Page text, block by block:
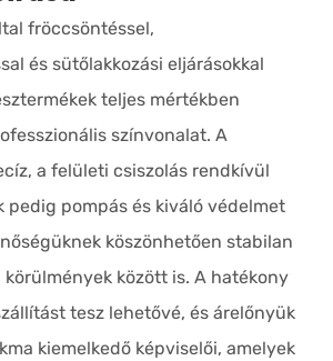
fröccsöntéssel,
és sütőlakkozási eljárásokkal
teljes mértékben
színvonalat. A
a felületi csiszolás rendkívül
pedig pompás és kiváló védelmet
köszönhetően stabilan
körülmények között is. A hatékony
tesz lehetővé, és árelőnyük
kiemelkedő képviselői, amelyek